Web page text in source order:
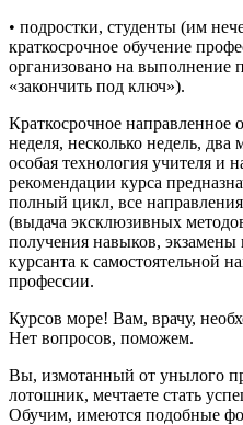
• подростки, студенты (им
краткосрочное обучение
организовано на выполнение
«закончить под ключ»).
Краткосрочное направленное
неделя, несколько недель,
особая технология учителя и
рекомендации курса
полный цикл, все
(выдача эксклюзивных
получения навыков,
курсанта к самостоятельной
профессии.
Курсов море! Вам, врачу,
Нет вопросов, поможем.
Вы, измотанный от унылого
лотошник, мечтаете стать
Обучим, имеются подобные